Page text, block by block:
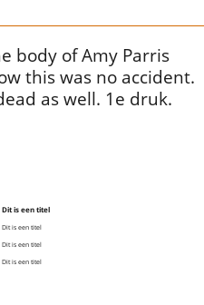
body of Amy Parris
this was no accident.
as well. 1e druk.
Dit is een titel
Dit is een titel
Dit is een titel
Dit is een titel